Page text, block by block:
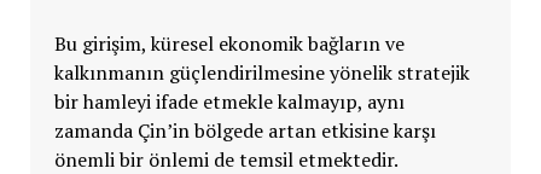
Bu girişim, küresel ekonomik bağların ve
kalkınmanın güçlendirilmesine yönelik stratejik
bir hamleyi ifade etmekle kalmayıp, aynı
zamanda Çin’in bölgede artan etkisine karşı
önemli bir önlemi de temsil etmektedir.